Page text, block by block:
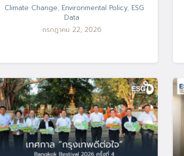
Climate Change, Environmental Policy, ESG
Data
กรกฎาคม 22, 2026